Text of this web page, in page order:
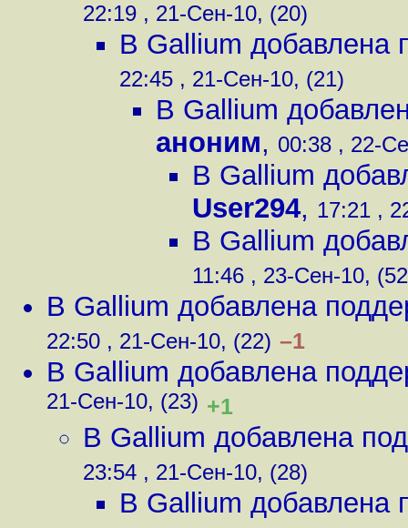
22:19 , 21-Сен-10, (20)
В Gallium добавлена
22:45 , 21-Сен-10, (21)
В Gallium
аноним, 00:38 , 22-
В Gallium
User294, 17:21 ,
В Gallium
11:46 , 23-Сен-10,
В Gallium добавлена
22:50 , 21-Сен-10, (22) –1
В Gallium добавлена
21-Сен-10, (23) +1
В Gallium добавлена
23:54 , 21-Сен-10, (28)
В Gallium добавлена